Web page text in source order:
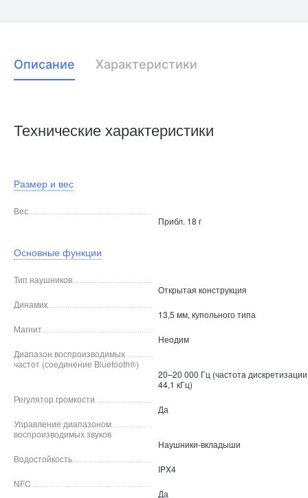
Описание Характеристики
Технические характеристики
Размер и вес
Вес
Прибл. 18 г
Основные функции
Тип наушников
Открытая конструкция
Динамик
13,5 мм, купольного типа
Магнит
Неодим
Диапазон воспроизводимых
частот (соединение Bluetooth®)
20–20 000 Гц (частота
44,1 кГц)
Регулятор громкости
Да
Управление диапазоном
воспроизводимых звуков
Наушники-вкладыши
Водостойкость
IPX4
NFC
Да